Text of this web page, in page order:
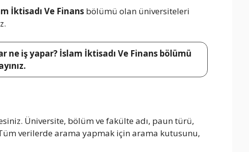
İktisadı Ve Finansbölümü olan üniversiteleri
ne iş yapar? İslam İktisadı Ve Finans bölümü
Üniversite, bölüm ve fakülte adı, paun türü,
verilerde arama yapmak için arama kutusunu,